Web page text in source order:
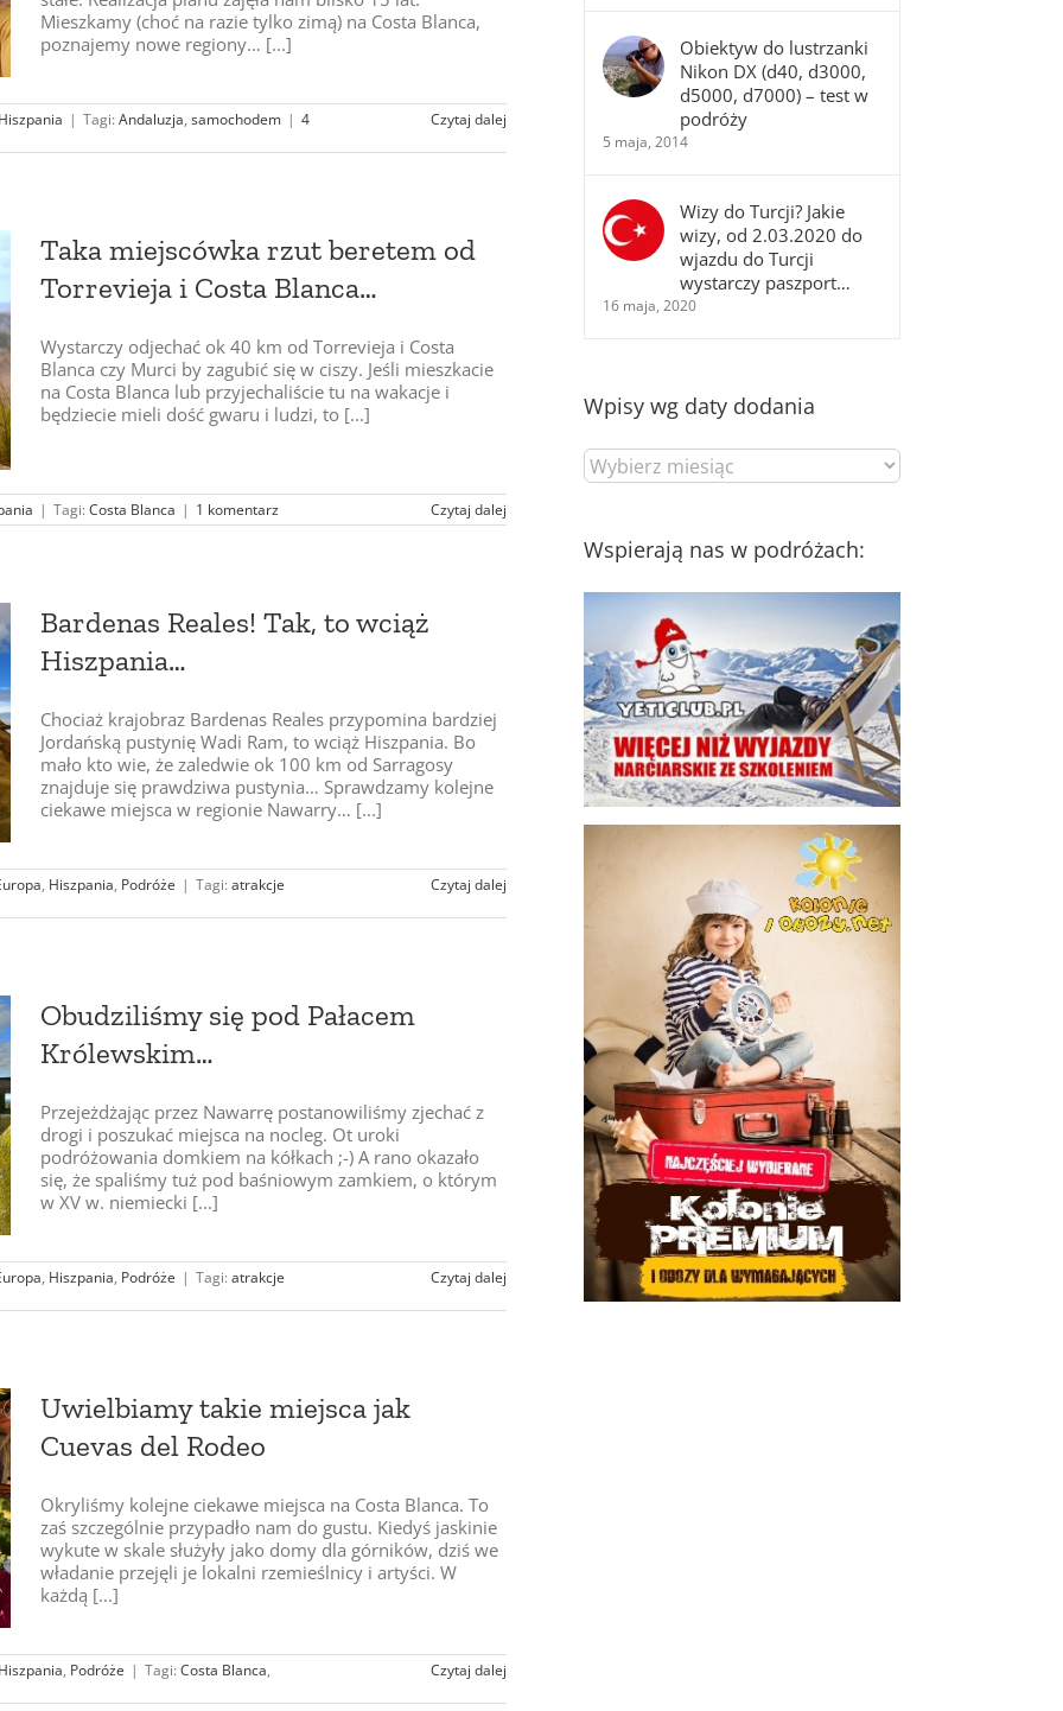
Mieszkamy (choć na razie tylko zimą) na Costa Blanca,
poznajemy nowe regiony… [...]
Hiszpania | Tagi: Andaluzja, samochodem | 4
Czytaj dalej
Taka miejscówka rzut beretem od
Torrevieja i Costa Blanca…
Wystarczy odjechać ok 40 km od Torrevieja i Costa
Blanca czy Murci by zagubić się w ciszy. Jeśli mieszkacie
na Costa Blanca lub przyjechaliście tu na wakacje i
będziecie mieli dość gwaru i ludzi, to [...]
| Tagi: Costa Blanca | 1 komentarz Czytaj dalej
Bardenas Reales! Tak, to wciąż
Hiszpania…
Chociaż krajobraz Bardenas Reales przypomina bardziej
Jordańską pustynię Wadi Ram, to wciąż Hiszpania. Bo
mało kto wie, że zaledwie ok 100 km od Sarragosy
znajduje się prawdziwa pustynia… Sprawdzamy kolejne
ciekawe miejsca w regionie Nawarry… [...]
, Hiszpania, Podróże | Tagi: atrakcje
Czytaj dalej
Obudziliśmy się pod Pałacem
Królewskim…
Przejeżdżając przez Nawarrę postanowiliśmy zjechać z
drogi i poszukać miejsca na nocleg. Ot uroki
podróżowania domkiem na kółkach ;-) A rano okazało
się, że spaliśmy tuż pod baśniowym zamkiem, o którym
w XV w. niemiecki [...]
, Hiszpania, Podróże | Tagi: atrakcje
Czytaj dalej
Uwielbiamy takie miejsca jak
Cuevas del Rodeo
Okryliśmy kolejne ciekawe miejsca na Costa Blanca. To
zaś szczególnie przypadło nam do gustu. Kiedyś jaskinie
wykute w skale służyły jako domy dla górników, dziś we
władanie przejęli je lokalni rzemieślnicy i artyści. W
każdą [...]
Hiszpania, Podróże | Tagi: Costa Blanca,
Czytaj dalej
Obiektyw do lustrzanki
Nikon DX (d40, d3000,
d5000, d7000) – test w
podróży
5 maja, 2014
Wizy do Turcji? Jakie
wizy, od 2.03.2020 do
wjazdu do Turcji
wystarczy paszport…
16 maja, 2020
Wpisy wg daty dodania
Wpisy
wg
Wspierają nas w podróżach: